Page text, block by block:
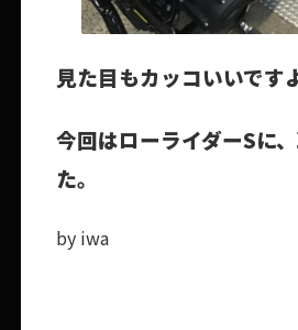
見た目もカッコいいです
今回はローライダーSに
た。
by iwa